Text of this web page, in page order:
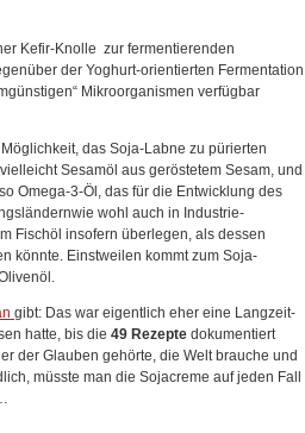
Kefir-Knolle zur fermentierenden
der Yoghurt-orientierten Fermentation
Mikroorganismen verfügbar
das Soja-Labne zu pürierten
Sesamöl aus geröstetem Sesam, und
Omega-3-Öl, das für die Entwicklung des
wohl auch in Industrie-
Fischöl insofern überlegen, als dessen
könnte. Einstweilen kommt zum Soja-
gibt: Das war eigentlich eher eine Langzeit-
hatte, bis die 49 Rezepte dokumentiert
der Glauben gehörte, die Welt brauche und
müsste man die Sojacreme auf jeden Fall